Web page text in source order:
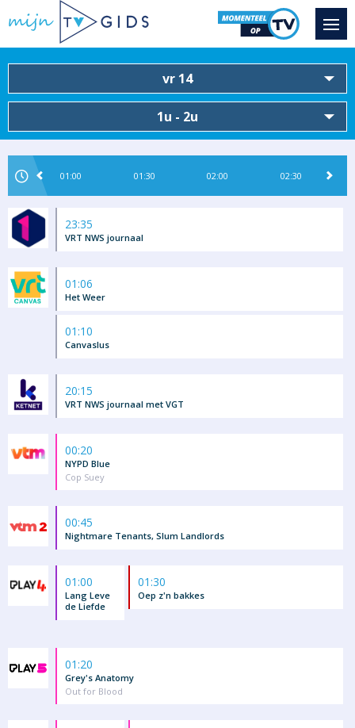
vr 14
1u - 2u
01:00 01:30 02:00 02:30
23:35
VRT NWS journaal
01:06
Het Weer
01:10
Canvaslus
20:15
VRT NWS journaal met VGT
00:20
NYPD Blue
Cop Suey
00:45
Nightmare Tenants, Slum Landlords
01:00
Lang Leve
de Liefde
01:30
Oep z'n bakkes
01:20
Grey's Anatomy
Out for Blood